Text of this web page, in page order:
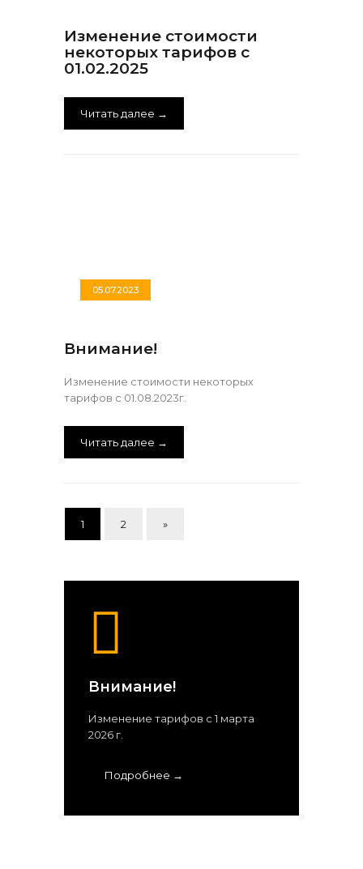
Изменение стоимости
некоторых тарифов с
01.02.2025
Читать далее →
05.07.2023
Внимание!
Изменение стоимости некоторых
тарифов с 01.08.2023г.
Читать далее →
1 2 »
Внимание!
Изменение тарифов с 1 марта
2026 г.
Подробнее →